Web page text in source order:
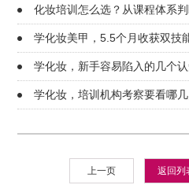
化妆培训怎么选？从课程体系
学化妆美甲，5.5个月收获双技
学化妆，新手容易陷入的几个
学化妆，培训机构考察要看哪
上一页 返回列